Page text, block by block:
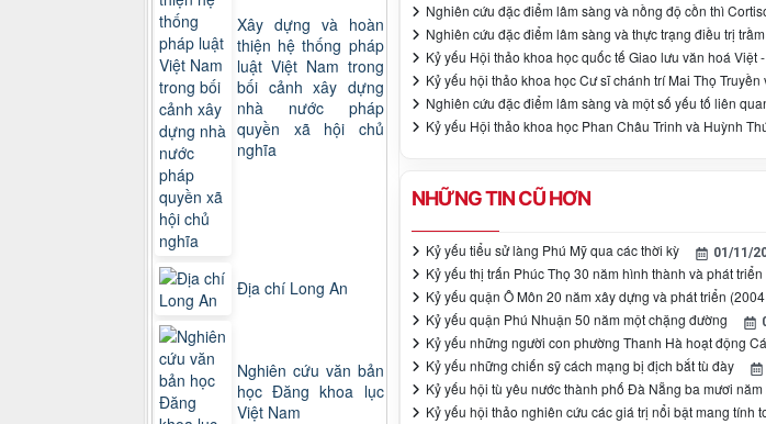
Nghiên cứu đặc điểm lâm sàng và nồng độ cồn thì
Nghiên cứu đặc điểm lâm sàng và thực trạng điều trị
Kỷ yếu Hội thảo khoa học quốc tế Giao lưu văn hoá Việt
Kỷ yếu hội thảo khoa học Cư sĩ chánh trí Mai Thọ
Nghiên cứu đặc điểm lâm sàng và một số yếu tố liên
Kỷ yếu Hội thảo khoa học Phan Châu Trinh và Huỳnh
NHỮNG TIN CŨ HƠN
Kỷ yếu tiểu sử làng Phú Mỹ qua các thời kỳ 01/11/
Kỷ yếu thị trấn Phúc Thọ 30 năm hình thành và phát
Kỷ yếu quận Ô Môn 20 năm xây dựng và phát triển
Kỷ yếu quận Phú Nhuận 50 năm một chặng đường
Kỷ yếu những người con phường Thanh Hà hoạt động
Kỷ yếu những chiến sỹ cách mạng bị địch bắt tù đày
Kỷ yếu hội tù yêu nước thành phố Đà Nẵng ba mươi
Kỷ yếu hội thảo nghiên cứu các giá trị nổi bật mang tính
Xây dựng và hoàn
thiện hệ thống pháp
luật Việt Nam trong
bối cảnh xây dựng
nhà nước pháp
quyền xã hội chủ
nghĩa
Địa chí Long An
Nghiên cứu văn bản
học Đăng khoa lục
Việt Nam